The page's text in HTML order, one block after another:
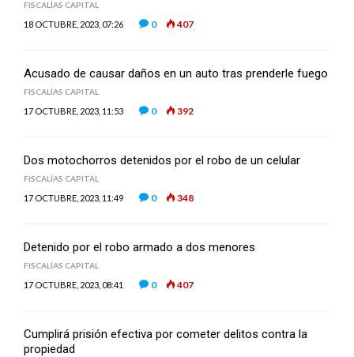
FISCALÍAS CAPITAL
18 OCTUBRE, 2023, 07:26 0 407
Acusado de causar daños en un auto tras prenderle fuego
FISCALÍAS CAPITAL
17 OCTUBRE, 2023, 11:53 0 392
Dos motochorros detenidos por el robo de un celular
FISCALÍAS CAPITAL
17 OCTUBRE, 2023, 11:49 0 348
Detenido por el robo armado a dos menores
FISCALÍAS CAPITAL
17 OCTUBRE, 2023, 08:41 0 407
Cumplirá prisión efectiva por cometer delitos contra la
propiedad